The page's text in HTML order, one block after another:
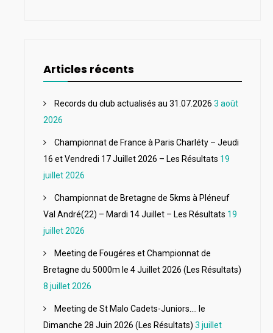
Articles récents
Records du club actualisés au 31.07.2026 3 août
2026
Championnat de France à Paris Charléty – Jeudi
16 et Vendredi 17 Juillet 2026 – Les Résultats 19
juillet 2026
Championnat de Bretagne de 5kms à Pléneuf
Val André(22) – Mardi 14 Juillet – Les Résultats 19
juillet 2026
Meeting de Fougéres et Championnat de
Bretagne du 5000m le 4 Juillet 2026 (Les Résultats)
8 juillet 2026
Meeting de St Malo Cadets-Juniors…. le
Dimanche 28 Juin 2026 (Les Résultats) 3 juillet